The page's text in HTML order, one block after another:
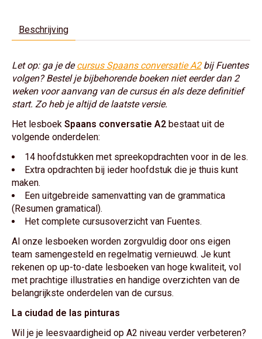
Beschrijving
Let op: ga je decursus Spaans conversatie A2bij Fuentes
volgen? Bestel je bijbehorende boeken niet eerder dan 2
weken voor aanvang van de cursus én als deze definitief
start. Zo heb je altijd de laatste versie.
Het lesboek Spaans conversatie A2 bestaat uit de
volgende onderdelen:
14 hoofdstukken met spreekopdrachten voor in de les.
Extra opdrachten bij ieder hoofdstuk die je thuis kunt
maken.
Een uitgebreide samenvatting van de grammatica
(Resumen gramatical).
Het complete cursusoverzicht van Fuentes.
Al onze lesboeken worden zorgvuldig door ons eigen
team samengesteld en regelmatig vernieuwd. Je kunt
rekenen op up-to-date lesboeken van hoge kwaliteit, vol
met prachtige illustraties en handige overzichten van de
belangrijkste onderdelen van de cursus.
La ciudad de las pinturas
Wil je je leesvaardigheid op A2 niveau verder verbeteren?